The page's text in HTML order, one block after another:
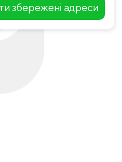
збережені адреси